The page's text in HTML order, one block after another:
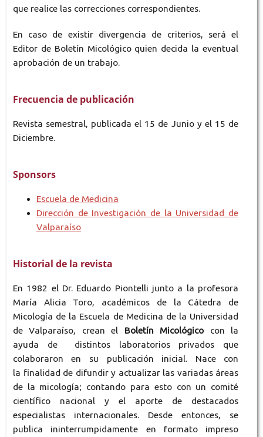
que realice las correcciones correspondientes.
En caso de existir divergencia de criterios, será el
Editor de Boletín Micológico quien decida la eventual
aprobación de un trabajo.
Frecuencia de publicación
Revista semestral, publicada el 15 de Junio y el 15 de
Diciembre.
Sponsors
Escuela de Medicina
Dirección de Investigación de la Universidad de
Valparaíso
Historial de la revista
En 1982 el Dr. Eduardo Piontelli junto a la profesora
María Alicia Toro, académicos de la Cátedra de
Micología de la Escuela de Medicina de la Universidad
de Valparaíso, crean el Boletín Micológico con la
ayuda de distintos laboratorios privados que
colaboraron en su publicación inicial. Nace con
la finalidad de difundir y actualizar las variadas áreas
de la micología; contando para esto con un comité
científico nacional y el aporte de destacados
especialistas internacionales. Desde entonces, se
publica ininterrumpidamente en formato impreso